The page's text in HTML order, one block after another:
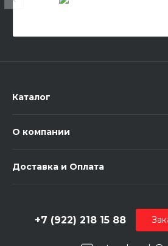
Каталог
О компании
Доставка и Оплата
+7 (922) 218 15 88